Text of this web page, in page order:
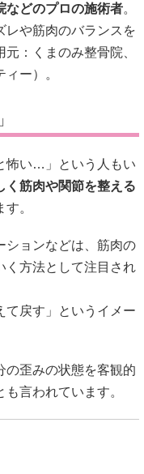
などのプロの施術者。
レや筋肉のバランスを
：
くまのみ整骨院
ィー）。
怖い…」という人もい
く筋肉や関節を整える
。
ションなどは、筋肉の
く方法として注目され
て戻す」というイメー
の歪みの状態を客観的
言われています。